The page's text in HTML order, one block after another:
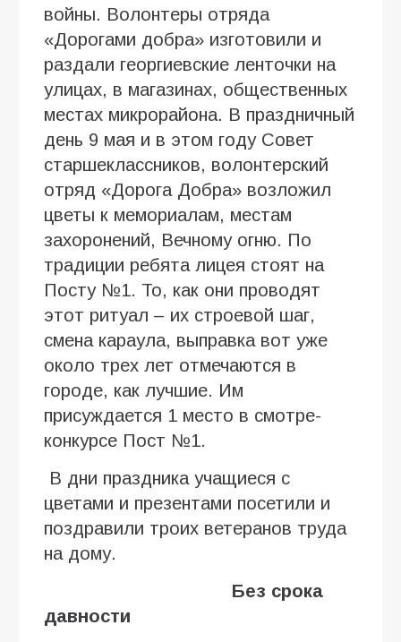
войны. Волонтеры отряда
«Дорогами добра» изготовили и
раздали георгиевские ленточки на
улицах, в магазинах, общественных
местах микрорайона. В праздничный
день 9 мая и в этом году Совет
старшеклассников, волонтерский
отряд «Дорога Добра» возложил
цветы к мемориалам, местам
захоронений, Вечному огню. По
традиции ребята лицея стоят на
Посту №1. То, как они проводят
этот ритуал – их строевой шаг,
смена караула, выправка вот уже
около трех лет отмечаются в
городе, как лучшие. Им
присуждается 1 место в смотре-
конкурсе Пост №1.
В дни праздника учащиеся с
цветами и презентами посетили и
поздравили троих ветеранов труда
на дому.
Без срока
давности